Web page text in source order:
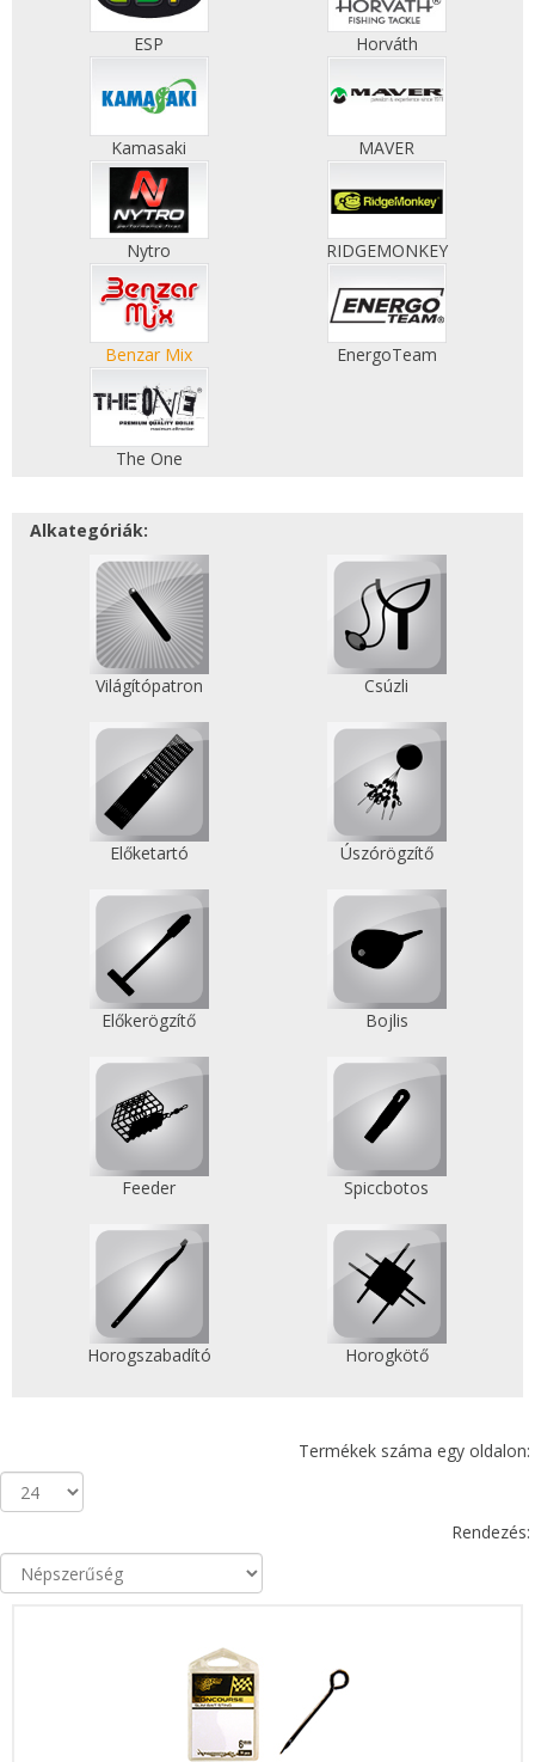
ESP Horváth
Kamasaki MAVER
Nytro RIDGEMONKEY
Benzar Mix EnergoTeam
The One
Alkategóriák:
Világítópatron Csúzli
Előketartó Úszórögzítő
Előkerögzítő Bojlis
Feeder Spiccbotos
Horogszabadító Horogkötő
Termékek száma egy oldalon:
Rendezés: